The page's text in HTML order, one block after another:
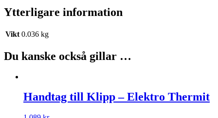
Ytterligare information
Vikt 0.036 kg
Du kanske också gillar …
Handtag till Klipp – Elektro Thermit